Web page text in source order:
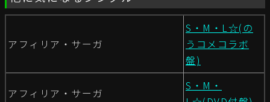
アフィリア・サーガ
S・M・L☆(の
うコメコラボ
盤)
アフィリア・サーガ
S・M・